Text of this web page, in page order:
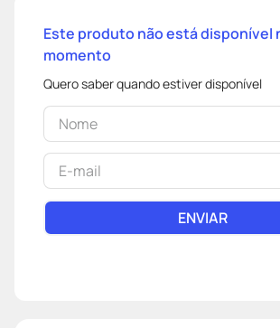
lenço umedecido
sabonete liquido
desodorante
º protetor solar
Este produto não está disponível
momento
Quero saber quando estiver disponível
ENVIAR